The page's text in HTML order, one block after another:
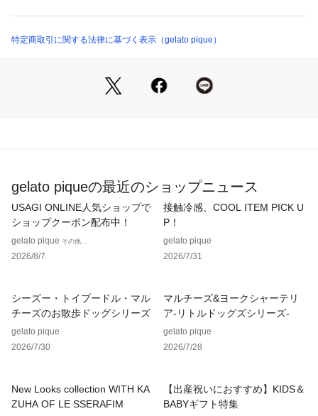
またパソコン・スマートフォンなどの環境により、若干製品と
商品の色味は、商品単品画像をご参照下さい。
※商品画像はサンプルのため、色味やサイズ等の仕様に変更が
特定商取引に関する法律に基づく表示（gelato pique）
gelato piqueの最近のショップニュース
USAGI ONLINE人気ショップで
ショップクーポン配布中！
gelato pique その他...
2026/8/7
接触冷感、COOL ITEM PICK U
P！
gelato pique
2026/7/31
シーズー・トイプードル・マル
チーズのお散歩ドッグシリーズ
gelato pique
2026/7/30
マルチーズ&ヨークシャーテリ
ア-リトルドッグズシリーズ-
gelato pique
2026/7/28
New Looks collection WITH KA
ZUHA OF LE SSERAFIM
【出産祝いにおすすめ】KIDS＆
BABYギフト特集